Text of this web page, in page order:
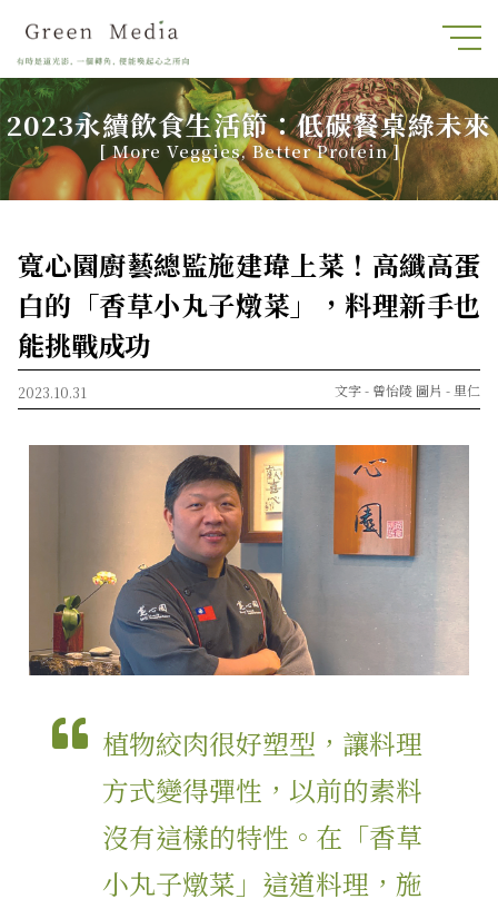
2023永續飲食生活節：低碳餐桌綠未來
[ More Veggies, Better Protein ]
寬心園廚藝總監施建瑋上菜！高纖高蛋
白的「香草小丸子燉菜」，料理新手也
能挑戰成功
2023.10.31 圖片 - 里仁
文字 - 曾怡陵
植物絞肉很好塑型，讓料理
方式變得彈性，以前的素料
沒有這樣的特性。在「香草
小丸子燉菜」這道料理，施